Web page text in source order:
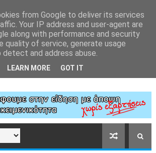
from Google to deliver its services
Your IP address and user-agent are
along with performance and security
quality of service, generate usage
and address abuse.
LEARN MORE GOT IT